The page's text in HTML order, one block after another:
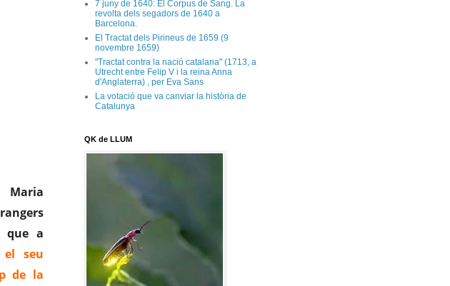
Maria
que a
el seu
de la
7 juny de 1640: El Corpus de Sang. La
revolta dels segadors de 1640 a
Barcelona.
El Tractat dels Pirineus de 1659 (9
novembre 1659)
"Tractat contra la nació catalana" (1713, a
Utrecht entre Felip V i la reina Anna
d'Anglaterra) , per Eva Sans
La votació que va canviar la història de
Catalunya
QK de LLUM